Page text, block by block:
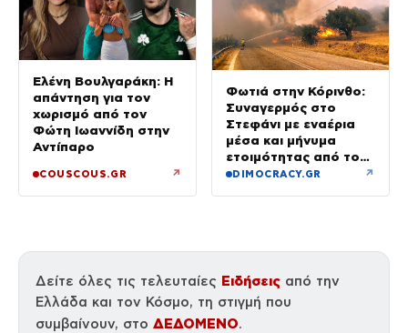
Ελένη Βουλγαράκη: Η
απάντηση για τον
χωρισμό από τον
Φώτη Ιωαννίδη στην
Αντίπαρο
COUSCOUS.GR ↗
Φωτιά στην Κόρινθο:
Συναγερμός στο
Στεφάνι με εναέρια
μέσα και μήνυμα
ετοιμότητας από το
112DIMOCRACY.GR ↗
Δείτε όλες τις τελευταίες Ειδήσεις από την
Ελλάδα και τον Κόσμο, τη στιγμή που
συμβαίνουν, στο ΔΕΔΟΜΕΝΟ.